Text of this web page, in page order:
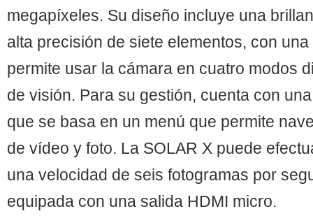
megapíxeles. Su diseño incluye una
alta precisión de siete elementos, con
permite usar la cámara en cuatro modos
de visión. Para su gestión, cuenta con
que se basa en un menú que permite
de vídeo y foto. La SOLAR X puede
una velocidad de seis fotogramas por
equipada con una salida HDMI micro.